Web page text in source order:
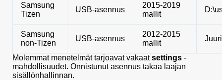
Samsung
Tizen
USB-asennus
2015-2019
mallit
Samsung
non-Tizen
USB-asennus
2012-2015
mallit
Molemmat menetelmät tarjoavat vakaatsettings -
mahdollisuudet. Onnistunut asennus takaa laajan
sisällönhallinnan.